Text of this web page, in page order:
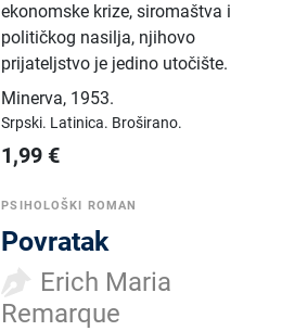
ekonomske krize, siromaštva i
političkog nasilja, njihovo
prijateljstvo je jedino utočište.
Minerva, 1953.
Srpski. Latinica. Broširano.
1,99 €
PSIHOLOŠKI ROMAN
Povratak
Erich Maria
Remarque